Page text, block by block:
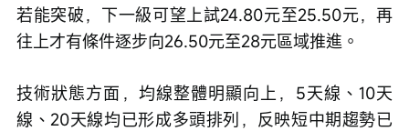
若能突破，下一級可望上試24.80元至25.50元，再
往上才有條件逐步向26.50元至28元區域推進。
技術狀態方面，均線整體明顯向上，5天線、10天
線、20天線均已形成多頭排列，反映短中期趨勢已